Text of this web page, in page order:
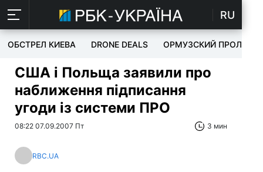
RU
ОБСТРЕЛ КИЕВА DRONE DEALS ОРМУЗСКИЙ ПРОЛИВ
США і Польща заявили про
наближення підписання
угоди із системи ПРО
08:22 07.09.2007 Пт 3 мин
RBC.UA